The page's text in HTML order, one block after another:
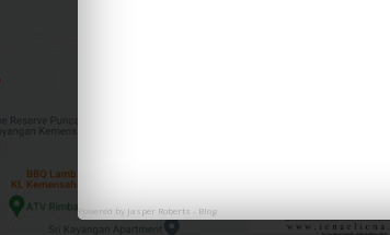
Powered by Jasper Roberts - Blog